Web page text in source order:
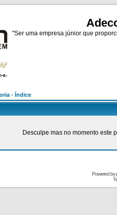
"Ser uma empresa júnior que
- Índice
Desculpe mas no momento este
Powered by